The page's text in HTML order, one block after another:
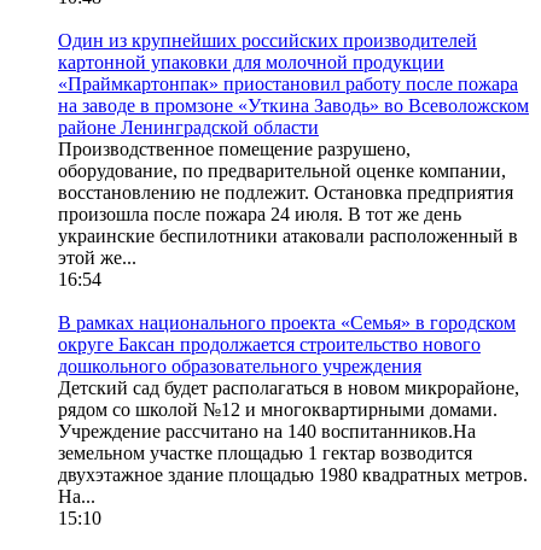
Один из крупнейших российских производителей
картонной упаковки для молочной продукции
«Праймкартонпак» приостановил работу после пожара
на заводе в промзоне «Уткина Заводь» во Всеволожском
районе Ленинградской области
Производственное помещение разрушено,
оборудование, по предварительной оценке компании,
восстановлению не подлежит. Остановка предприятия
произошла после пожара 24 июля. В тот же день
украинские беспилотники атаковали расположенный в
этой же...
16:54
В рамках национального проекта «Семья» в городском
округе Баксан продолжается строительство нового
дошкольного образовательного учреждения
Детский сад будет располагаться в новом микрорайоне,
рядом со школой №12 и многоквартирными домами.
Учреждение рассчитано на 140 воспитанников.На
земельном участке площадью 1 гектар возводится
двухэтажное здание площадью 1980 квадратных метров.
На...
15:10